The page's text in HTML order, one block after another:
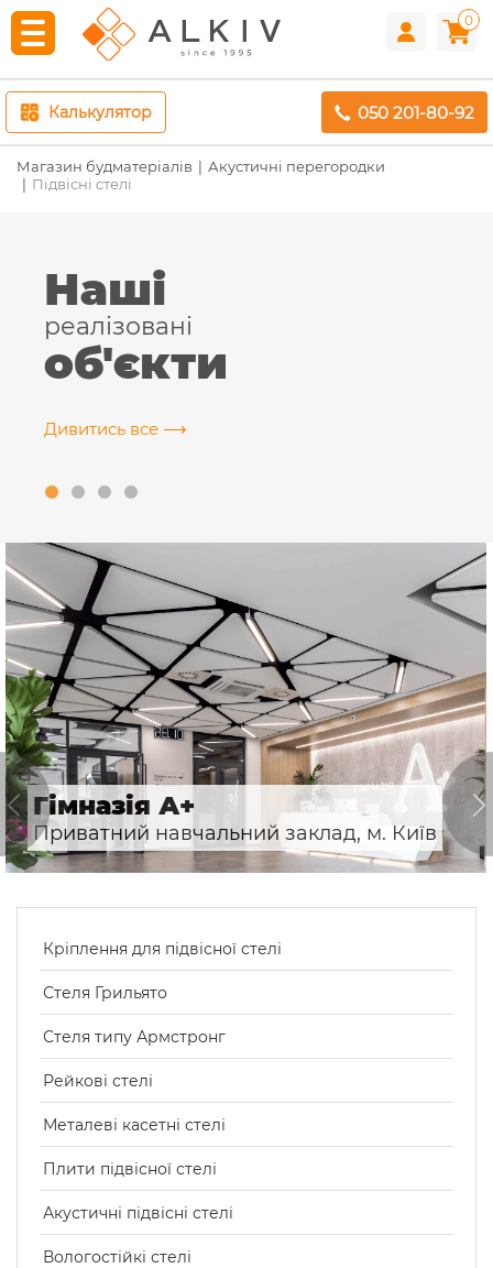
0
Калькулятор 050 201-80-92
Магазин будматеріалів
Акустичні перегородки
Підвісні стелі
Наші
реалізовані
об'єкти
Дивитись все ⟶
Гімназія А+
Приватний навчальний заклад, м. Київ
Кріплення для підвісної стелі
Стеля Грильято
Стеля типу Армстронг
Рейкові стелі
Металеві касетні стелі
Плити підвісної стелі
Акустичні підвісні стелі
Вологостійкі стелі